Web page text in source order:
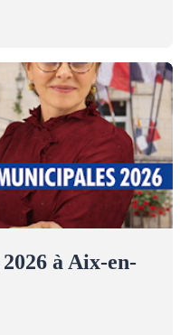
à Aix-en-